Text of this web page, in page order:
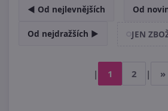
◄ Od nejlevnějších Od
Od nejdražších ► JEN
| 1 2 | »